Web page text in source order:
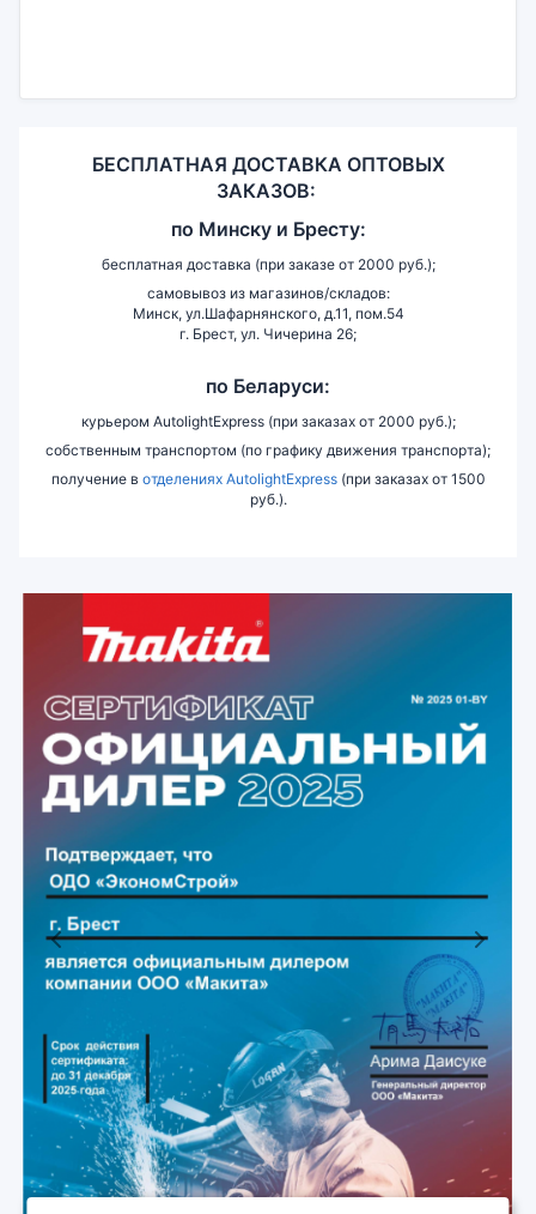
БЕСПЛАТНАЯ ДОСТАВКА ОПТОВЫХ
ЗАКАЗОВ:
по Минску и Бресту:
бесплатная доставка (при заказе от 2000 руб.);
самовывоз из магазинов/складов:
Минск, ул.Шафарнянского, д.11, пом.54
г. Брест, ул. Чичерина 26;
по Беларуси:
курьером AutolightExpress (при заказах от 2000 руб.);
собственным транспортом (по графику движения транспорта);
получение в отделениях AutolightExpress(при заказах от 1500
руб.).
Previous Next